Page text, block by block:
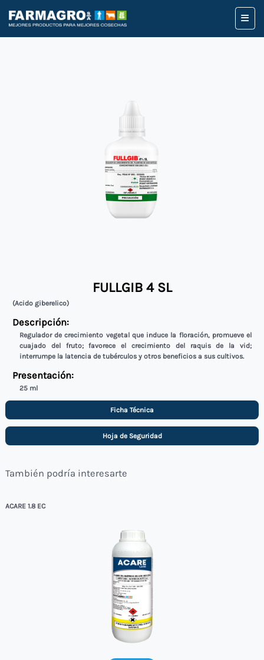
FULLGIB 4 SL
(Acido giberelico)
Descripción:
Regulador de crecimiento vegetal que induce la floración, promueve el
cuajado del fruto; favorece el crecimiento del raquis de la vid;
interrumpe la latencia de tubérculos y otros beneficios a sus cultivos.
Presentación:
25 ml
Ficha Técnica
Hoja de Seguridad
También podría interesarte
ACARE 1.8 EC